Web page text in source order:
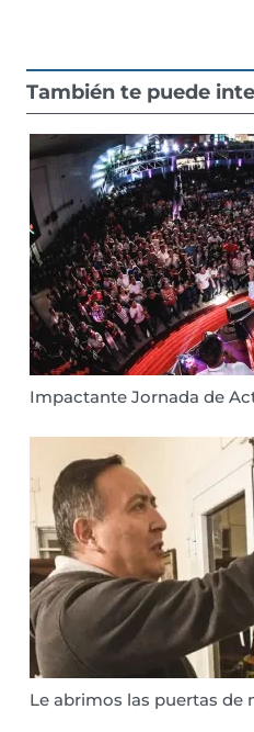
También te puede
Impactante Jornada de
Le abrimos las puertas de